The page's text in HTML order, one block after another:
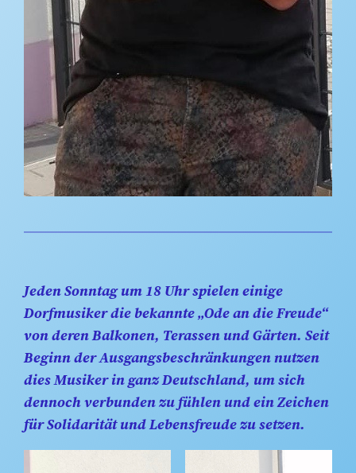
Jeden Sonntag um 18 Uhr spielen einige
Dorfmusiker die bekannte „Ode an die Freude“
von deren Balkonen, Terassen und Gärten. Seit
Beginn der Ausgangsbeschränkungen nutzen
dies Musiker in ganz Deutschland, um sich
dennoch verbunden zu fühlen und ein Zeichen
für Solidarität und Lebensfreude zu setzen.